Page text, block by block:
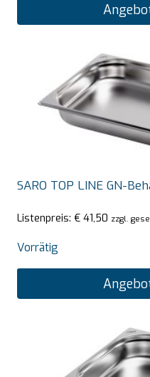
SARO TOP LINE GN-
Listenpreis: € 41,50 zzgl.
Vorrätig